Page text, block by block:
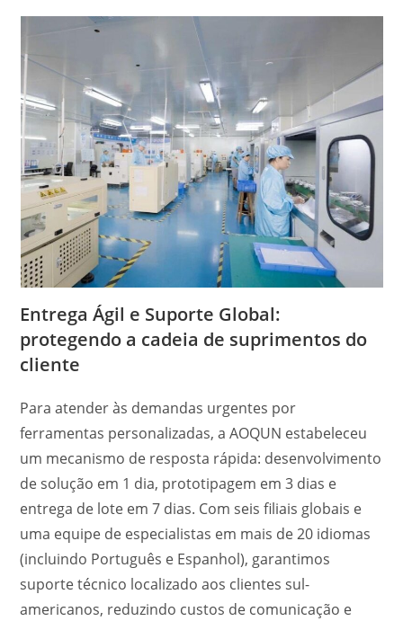
Entrega Ágil e Suporte Global:
protegendo a cadeia de suprimentos do
cliente
Para atender às demandas urgentes por
ferramentas personalizadas, a AOQUN estabeleceu
um mecanismo de resposta rápida: desenvolvimento
de solução em 1 dia, prototipagem em 3 dias e
entrega de lote em 7 dias. Com seis filiais globais e
uma equipe de especialistas em mais de 20 idiomas
(incluindo Português e Espanhol), garantimos
suporte técnico localizado aos clientes sul-
americanos, reduzindo custos de comunicação e